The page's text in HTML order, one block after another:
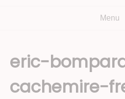
Menu
eric-
cachemire-